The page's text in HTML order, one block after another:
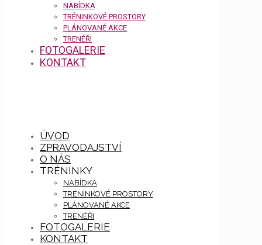
NABÍDKA
TRÉNINKOVÉ PROSTORY
PLÁNOVANÉ AKCE
TRENÉŘI
FOTOGALERIE
KONTAKT
ÚVOD
ZPRAVODAJSTVÍ
O NÁS
TRÉNINKY
NABÍDKA
TRÉNINKOVÉ PROSTORY
PLÁNOVANÉ AKCE
TRENÉŘI
FOTOGALERIE
KONTAKT